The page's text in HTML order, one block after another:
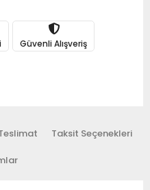
Güvenli Alışveriş
Taksit Seçenekleri